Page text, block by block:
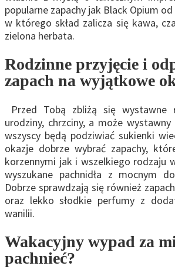
popularne zapachy jak Black Opium
w którego skład zalicza się kawa,
zielona herbata.
Rodzinne przyjęcie i
zapach na wyjątkowe
Przed Tobą zbliżą się wystawne
urodziny, chrzciny, a może
wszyscy będą podziwiać sukienki
okazje dobrze wybrać zapachy,
korzennymi jak i wszelkiego rodzaju
wyszukane pachnidła z mocnym
Dobrze sprawdzają się również
oraz lekko słodkie perfumy z
wanilii.
Wakacyjny wypad za
pachnieć?